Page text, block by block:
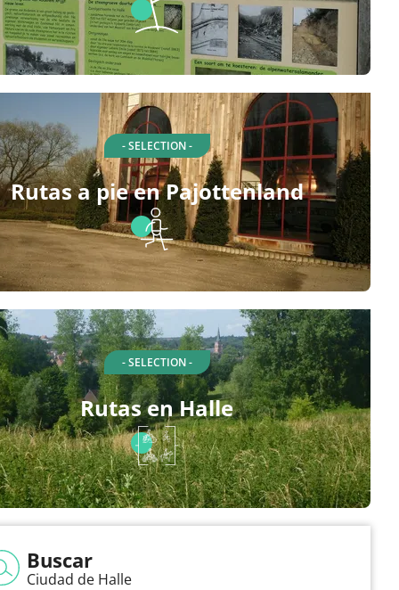
- SELECTION -
Rutas a pie en Pajottenland
- SELECTION -
Rutas en Halle
Buscar
Ciudad de Halle